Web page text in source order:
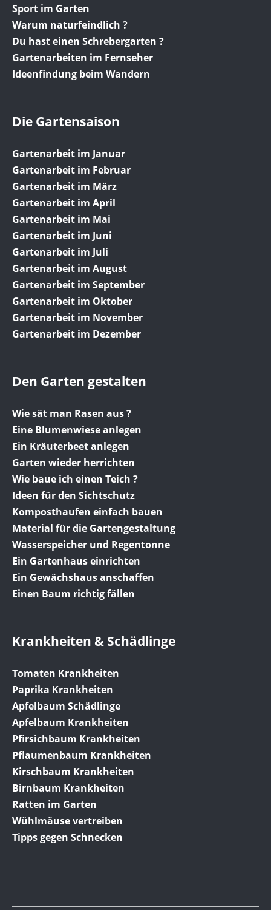
Sport im Garten
Warum naturfeindlich ?
Du hast einen Schrebergarten ?
Gartenarbeiten im Fernseher
Ideenfindung beim Wandern
Die Gartensaison
Gartenarbeit im Januar
Gartenarbeit im Februar
Gartenarbeit im März
Gartenarbeit im April
Gartenarbeit im Mai
Gartenarbeit im Juni
Gartenarbeit im Juli
Gartenarbeit im August
Gartenarbeit im September
Gartenarbeit im Oktober
Gartenarbeit im November
Gartenarbeit im Dezember
Den Garten gestalten
Wie sät man Rasen aus ?
Eine Blumenwiese anlegen
Ein Kräuterbeet anlegen
Garten wieder herrichten
Wie baue ich einen Teich ?
Ideen für den Sichtschutz
Komposthaufen einfach bauen
Material für die Gartengestaltung
Wasserspeicher und Regentonne
Ein Gartenhaus einrichten
Ein Gewächshaus anschaffen
Einen Baum richtig fällen
Krankheiten & Schädlinge
Tomaten Krankheiten
Paprika Krankheiten
Apfelbaum Schädlinge
Apfelbaum Krankheiten
Pfirsichbaum Krankheiten
Pflaumenbaum Krankheiten
Kirschbaum Krankheiten
Birnbaum Krankheiten
Ratten im Garten
Wühlmäuse vertreiben
Tipps gegen Schnecken